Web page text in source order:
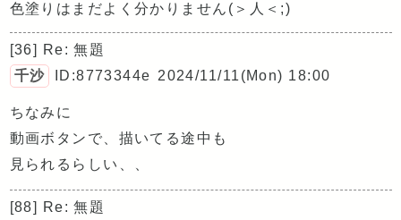
色塗りはまだよく分かりません(＞人＜;)
[36] Re: 無題
千沙
ID:8773344e 2024/11/11(Mon) 18:00
ちなみに
動画ボタンで、描いてる途中も
見られるらしい、、
[88] Re: 無題